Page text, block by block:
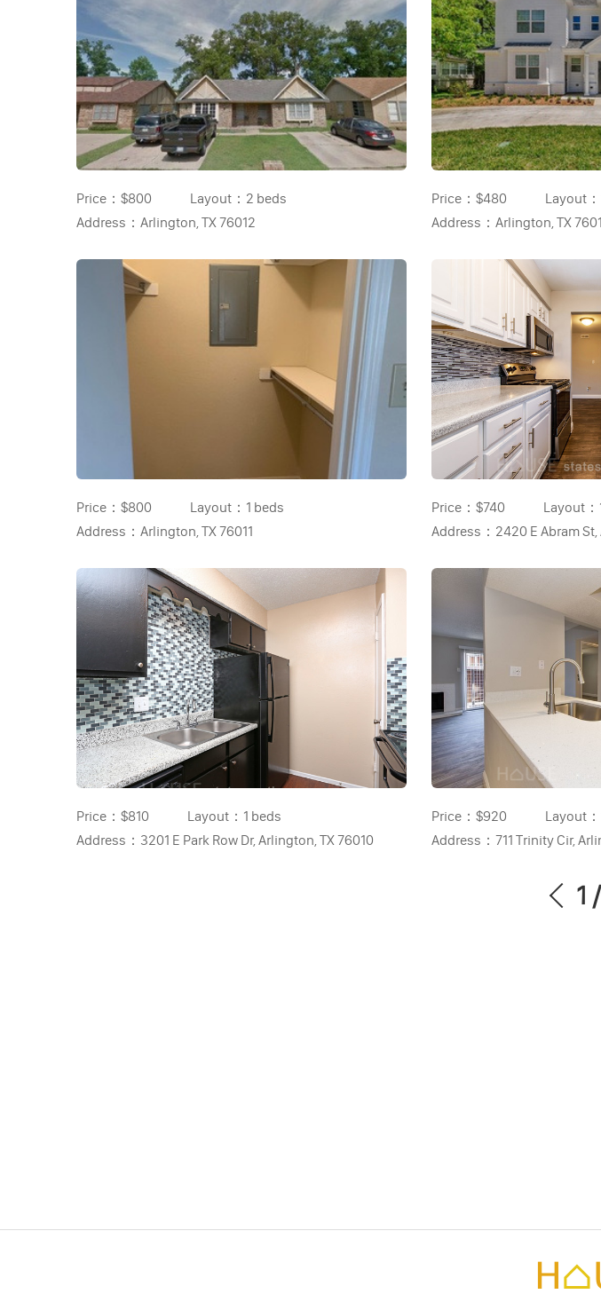
Price： $800 Layout： 2 beds
Address： Arlington, TX 76012
Price： $480 Layout：
Address： Arlington, TX
Price： $800 Layout： 1 beds
Address： Arlington, TX 76011
Price： $740 Layout：
Address： 2420 E Abram
Price： $810 Layout： 1 beds
Address： 3201 E Park Row Dr, Arlington, TX 76010
Price： $920 Layout：
Address： 711 Trinity Cir,
1 /